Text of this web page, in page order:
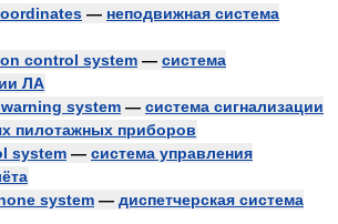
— неподвижная система
control system — система
ЛА
system — система сигнализации
пилотажных приборов
system — система управления
system — диспетчерская система